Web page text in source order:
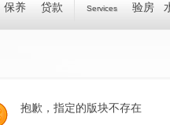
保养
贷款 Services
验房
抱歉，指定的版块不存在